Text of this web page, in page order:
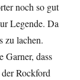
noch so gut
Legende. Da
zu lachen.
Garner, dass
Rockford